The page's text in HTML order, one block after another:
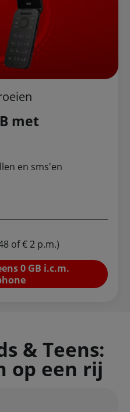
met
en sms'en
of € 2 p.m.)
0 GB i.c.m.
& Teens:
op een rij